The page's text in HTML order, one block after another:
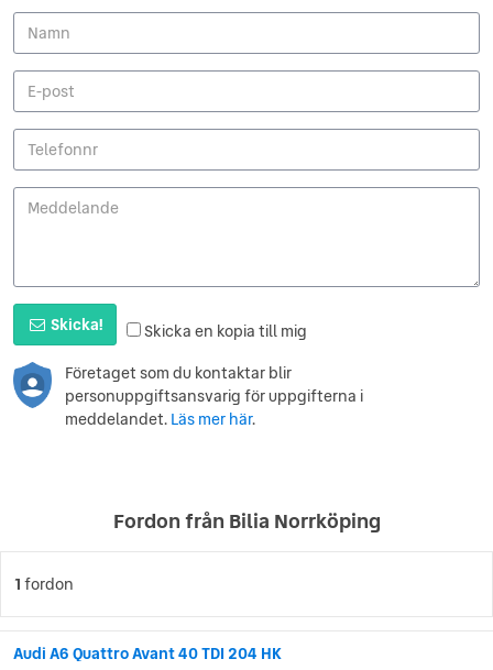
Skicka!
Skicka en kopia till mig
Företaget som du kontaktar blir
personuppgiftsansvarig för uppgifterna i
meddelandet. Läs mer här.
Fordon från Bilia Norrköping
1 fordon
Audi A6 Quattro Avant 40 TDI 204 HK